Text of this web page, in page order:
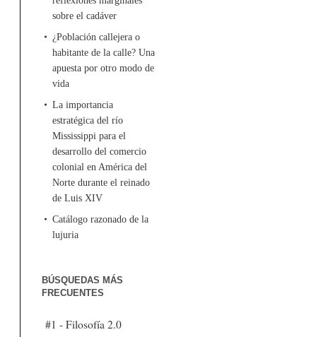
sobre el cadáver
¿Población callejera o
habitante de la calle? Una
apuesta por otro modo de
vida
La importancia
estratégica del río
Mississippi para el
desarrollo del comercio
colonial en América del
Norte durante el reinado
de Luis XIV
Catálogo razonado de la
lujuria
BÚSQUEDAS MÁS
FRECUENTES
#1 - Filosofía 2.0